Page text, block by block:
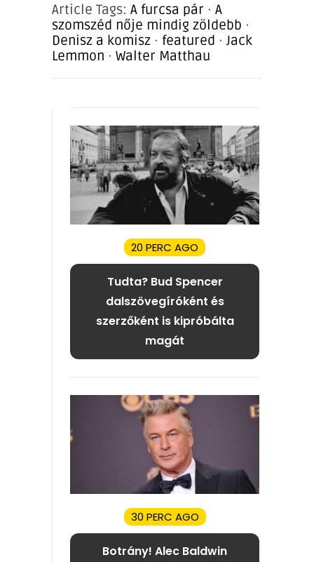
Article Tags: A furcsa pár · A
szomszéd nője mindig zöldebb ·
Denisz a komisz · featured · Jack
Lemmon · Walter Matthau
20 PERC AGO
Tudta? Bud Spencer
dalszövegíróként és
szerzőként is kipróbálta
magát
30 PERC AGO
Botrány! Alec Baldwin